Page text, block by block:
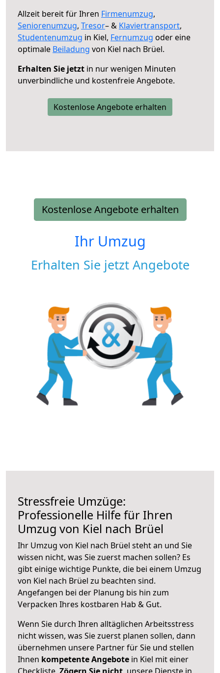
Allzeit bereit für Ihren Firmenumzug,
Seniorenumzug, Tresor– & Klaviertransport,
Studentenumzug in Kiel, Fernumzug oder eine
optimale Beiladung von Kiel nach Brüel.
Erhalten Sie jetzt in nur wenigen Minuten
unverbindliche und kostenfreie Angebote.
Kostenlose Angebote erhalten
Kostenlose Angebote erhalten
Ihr Umzug
Erhalten Sie jetzt Angebote
Stressfreie Umzüge:
Professionelle Hilfe für Ihren
Umzug von Kiel nach Brüel
Ihr Umzug von Kiel nach Brüel steht an und Sie
wissen nicht, was Sie zuerst machen sollen? Es
gibt einige wichtige Punkte, die bei einem Umzug
von Kiel nach Brüel zu beachten sind.
Angefangen bei der Planung bis hin zum
Verpacken Ihres kostbaren Hab & Gut.
Wenn Sie durch Ihren alltäglichen Arbeitsstress
nicht wissen, was Sie zuerst planen sollen, dann
übernehmen unsere Partner für Sie und stellen
Ihnen kompetente Angebote in Kiel mit einer